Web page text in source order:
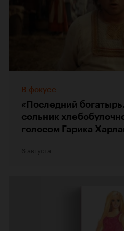
В фокусе
«Последний
сольник
голосом Гарика